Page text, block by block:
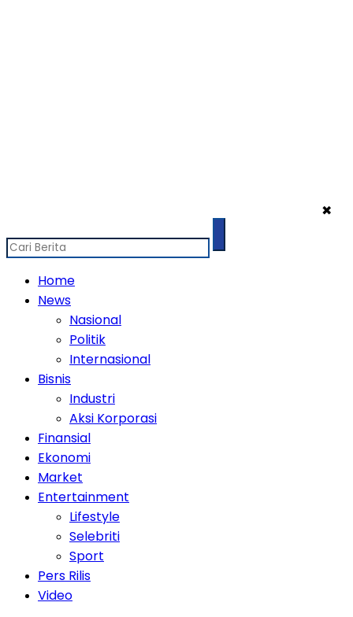
✖
Home
News
Nasional
Politik
Internasional
Bisnis
Industri
Aksi Korporasi
Finansial
Ekonomi
Market
Entertainment
Lifestyle
Selebriti
Sport
Pers Rilis
Video